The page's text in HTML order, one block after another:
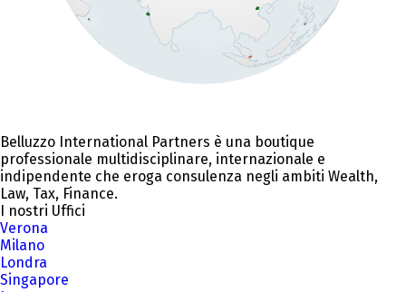
Belluzzo International Partners è una boutique
professionale multidisciplinare, internazionale e
indipendente che eroga consulenza negli ambiti Wealth,
Law, Tax, Finance.
I nostri Uffici
Verona
Milano
Londra
Singapore